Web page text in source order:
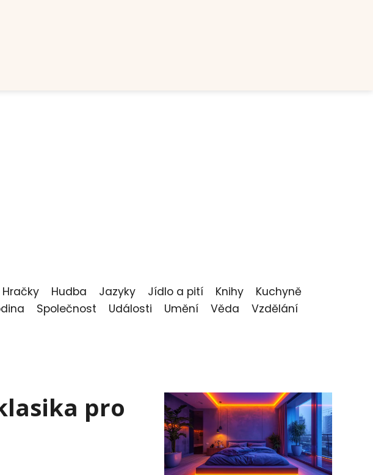
Hračky Hudba Jazyky Jídlo a pití Knihy
Kuchyně
Společnost Události Umění Věda
Vzdělání
pro